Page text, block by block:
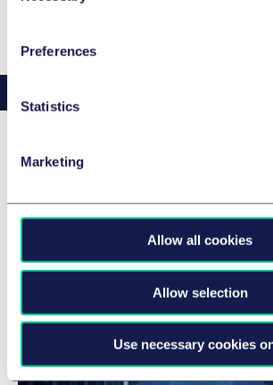
Preferences
Statistics
Marketing
Allow all cookies
Allow selection
Use necessary cookies
News & Insights: Gilles